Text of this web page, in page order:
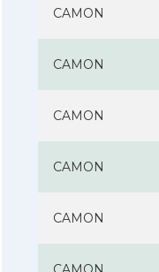
CAMON
CAMON
CAMON
CAMON
CAMON